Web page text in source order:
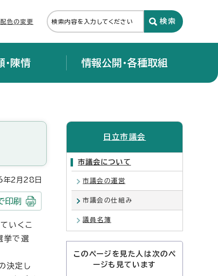
配色の変更
・陳情 情報公開・各種取組
2月28日
印刷
いくこ
挙で選
決定し
日立市議会
市議会について
市議会の運営
市議会の仕組み
議員名簿
このページを見た人は次のペ
ージも見ています